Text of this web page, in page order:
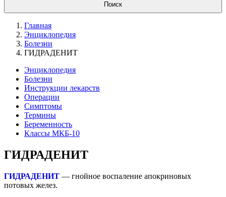
Поиск
Главная
Энциклопедия
Болезни
ГИДРАДЕНИТ
Энциклопедия
Болезни
Инструкции лекарств
Операции
Симптомы
Термины
Беременность
Классы МКБ-10
ГИДРАДЕНИТ
ГИДРАДЕНИТ — гнойное воспаление апокриновых
потовых желез.